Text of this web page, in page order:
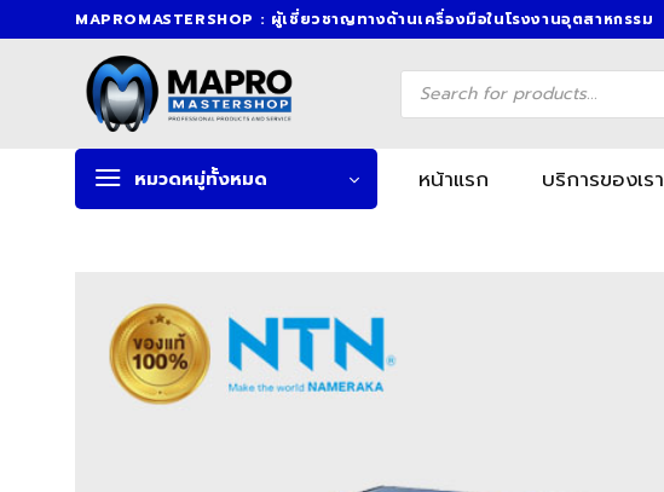
to
MAPROMASTERSHOP : ผู้เชี่ยวชาญทางด้านเครื่องมือในโรงงานอุตสาหกรรม
Products
search
หมวดหมู่ทั้งหมด หน้าแรก บริการของเรา